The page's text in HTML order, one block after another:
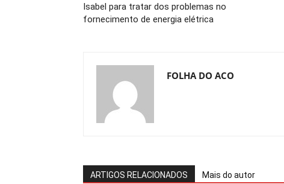
Isabel para tratar dos problemas no
fornecimento de energia elétrica
FOLHA DO ACO
ARTIGOS RELACIONADOS Mais do autor